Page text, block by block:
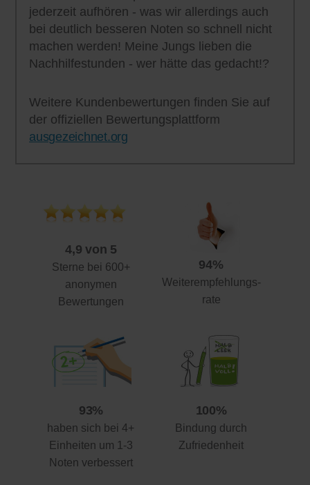
jederzeit aufhören - was wir allerdings auch
bei deutlich besseren Noten so schnell nicht
machen werden! Meine Jungs lieben die
Nachhilfestunden - wer hätte das gedacht!?
Weitere Kundenbewertungen finden Sie auf
der offiziellen Bewertungsplattform
ausgezeichnet.org
4,9 von 5
Sterne bei 600+
anonymen
Bewertungen
94%
Weiterempfehlungs-
rate
93%
haben sich bei 4+
Einheiten um 1-3
Noten verbessert
100%
Bindung durch
Zufriedenheit